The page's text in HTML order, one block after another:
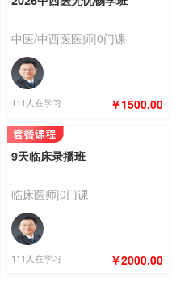
中医/中西医医师|0门课
111人在学习 ￥1500.00
9天临床录播班
临床医师|0门课
111人在学习 ￥2000.00